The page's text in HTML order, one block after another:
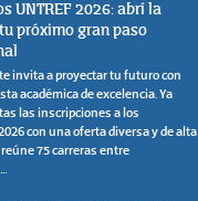
UNTREF 2026: abrí la
próximo gran paso
te invita a proyectar tu futuro con
académica de excelencia. Ya
las inscripciones a los
con una oferta diversa y de alta
75 carreras entre